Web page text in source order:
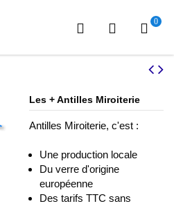
0
Les + Antilles Miroiterie
Antilles Miroiterie, c'est :
Une production locale
Du verre d'origine
européenne
Des tarifs TTC sans